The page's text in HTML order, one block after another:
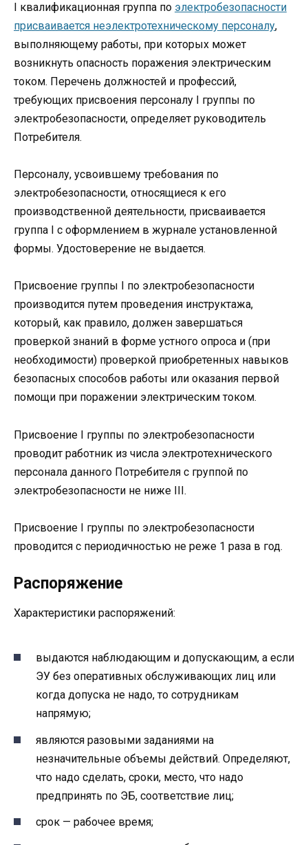
I квалификационная группа по электробезопасности
присваивается неэлектротехническому персоналу,
выполняющему работы, при которых может
возникнуть опасность поражения электрическим
током. Перечень должностей и профессий,
требующих присвоения персоналу I группы по
электробезопасности, определяет руководитель
Потребителя.
Персоналу, усвоившему требования по
электробезопасности, относящиеся к его
производственной деятельности, присваивается
группа I с оформлением в журнале установленной
формы. Удостоверение не выдается.
Присвоение группы I по электробезопасности
производится путем проведения инструктажа,
который, как правило, должен завершаться
проверкой знаний в форме устного опроса и (при
необходимости) проверкой приобретенных навыков
безопасных способов работы или оказания первой
помощи при поражении электрическим током.
Присвоение I группы по электробезопасности
проводит работник из числа электротехнического
персонала данного Потребителя с группой по
электробезопасности не ниже III.
Присвоение I группы по электробезопасности
проводится с периодичностью не реже 1 раза в год.
Распоряжение
Характеристики распоряжений:
выдаются наблюдающим и допускающим, а если
ЭУ без оперативных обслуживающих лиц или
когда допуска не надо, то сотрудникам
напрямую;
являются разовыми заданиями на
незначительные объемы действий. Определяют,
что надо сделать, сроки, место, что надо
предпринять по ЭБ, соответствие лиц;
срок — рабочее время;